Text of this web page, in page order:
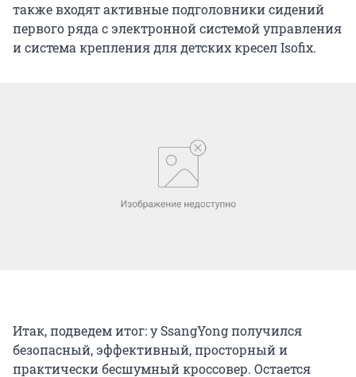
также входят активные подголовники сидений
первого ряда с электронной системой управления
и система крепления для детских кресел Isofix.
Итак, подведем итог: у SsangYong получился
безопасный, эффективный, просторный и
практически бесшумный кроссовер. Остается